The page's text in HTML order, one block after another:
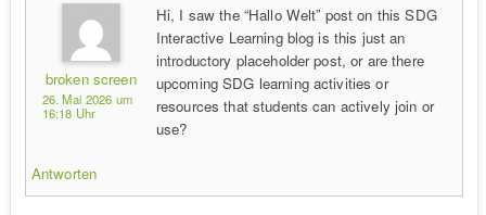
broken screen
26. Mai 2026 um
16:18 Uhr
Hi, I saw the “Hallo Welt” post on this SDG
Interactive Learning blog is this just an
introductory placeholder post, or are there
upcoming SDG learning activities or
resources that students can actively join or
use?
Antworten